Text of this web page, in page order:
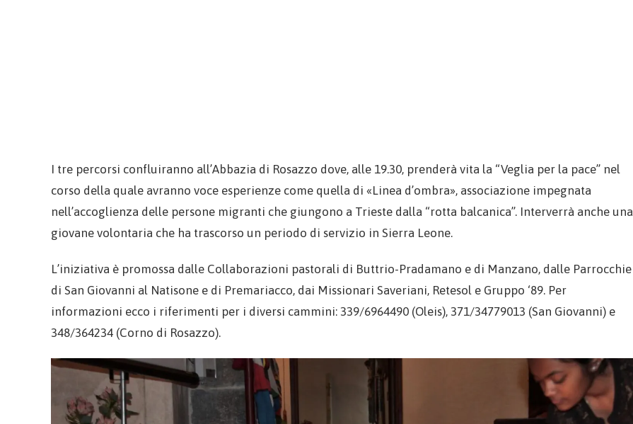
I tre percorsi confluiranno all’Abbazia di Rosazzo dove, alle 19.30, prenderà vita la “Veglia per la pace” nel
corso della quale avranno voce esperienze come quella di «Linea d’ombra», associazione impegnata
nell’accoglienza delle persone migranti che giungono a Trieste dalla “rotta balcanica”. Interverrà anche una
giovane volontaria che ha trascorso un periodo di servizio in Sierra Leone.
L’iniziativa è promossa dalle Collaborazioni pastorali di Buttrio-Pradamano e di Manzano, dalle Parrocchie
di San Giovanni al Natisone e di Premariacco, dai Missionari Saveriani, Retesol e Gruppo ‘89. Per
informazioni ecco i riferimenti per i diversi cammini: 339/6964490 (Oleis), 371/34779013 (San Giovanni) e
348/364234 (Corno di Rosazzo).